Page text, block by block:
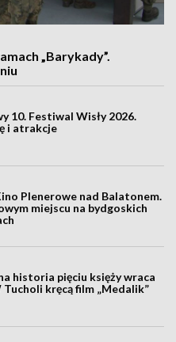
„Barykady”.
10. Festiwal Wisły 2026.
i atrakcje
Plenerowe nad Balatonem.
miejscu na bydgoskich
historia pięciu księży wraca
Tucholi kręcą film „Medalik”